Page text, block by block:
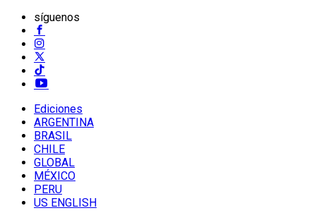
síguenos
Ediciones
ARGENTINA
BRASIL
CHILE
GLOBAL
MÉXICO
PERU
US ENGLISH